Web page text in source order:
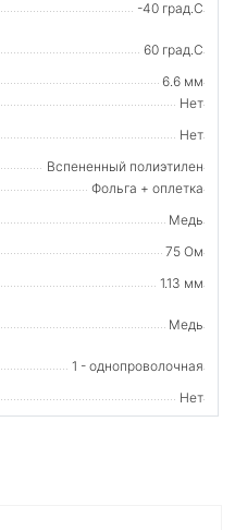
-40 град.C
60 град.C
6.6 мм
Нет
Нет
Вспененный полиэтилен
Фольга + оплетка
Медь
75 Ом
1.13 мм
Медь
1 - однопроволочная
Нет